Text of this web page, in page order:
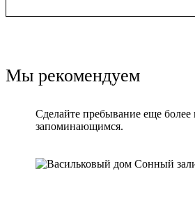
Мы рекомендуем
Сделайте пребывание еще
запоминающимся.